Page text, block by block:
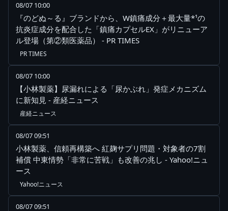
08/07 10:00
『のどぬ～る』ブランドから、W鎮痛成分＋最大量*¹の
抗炎症成分を配合した「鎮痛カプセルEX」がリニューア
ル登場（第②類医薬品） - PR TIMES
PR TIMES
08/07 10:00
【小林製薬】尿漏れによる「尿かぶれ」発症メカニズム
に新知見 - 産経ニュース
産経ニュース
08/07 09:51
小林製薬、信頼再構築へ 紅麹サプリ問題・対象者の7割
補償 中東情勢「非常に苦戦」も改善の兆し - Yahoo!ニュ
ース
Yahoo!ニュース
08/07 09:51